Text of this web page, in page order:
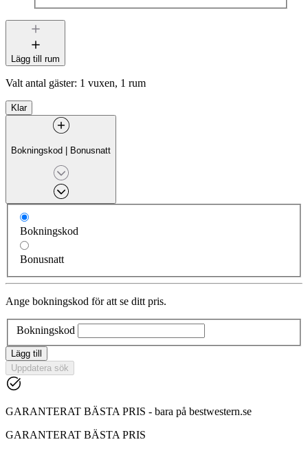
Lägg till rum
Valt antal gäster: 1 vuxen, 1 rum
Klar
Bokningskod | Bonusnatt
Bokningskod
Bonusnatt
Ange bokningskod för att se ditt pris.
Bokningskod
Lägg till
Uppdatera sök
GARANTERAT BÄSTA PRIS - bara på bestwestern.se
GARANTERAT BÄSTA PRIS